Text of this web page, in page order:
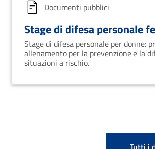
Documenti pubblici
Stage di difesa personale
Stage di difesa personale per donne:
allenamento per la prevenzione e la
situazioni a rischio.